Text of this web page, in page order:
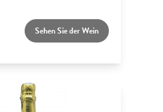
Sehen Sie der Wein